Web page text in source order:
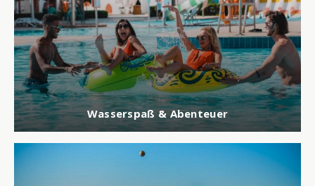
Wasserspaß & Abenteuer